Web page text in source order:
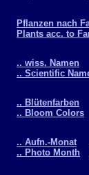
Pflanzen nach
Plants acc. to
.. wiss. Namen
.. Scientific
.. Blütenfarben
.. Bloom Colors
.. Aufn.-Monat
.. Photo Month